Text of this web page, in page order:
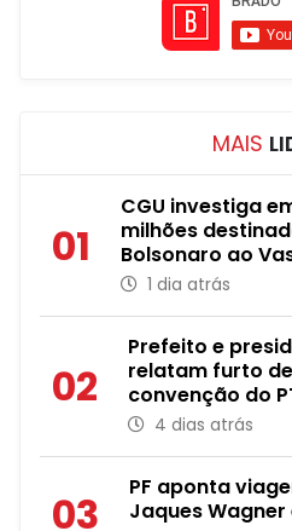
MAIS
01
CGU investiga
milhões
Bolsonaro ao
1 dia atrás
02
Prefeito e
relatam furto
convenção do
4 dias atrás
03
PF aponta
Jaques